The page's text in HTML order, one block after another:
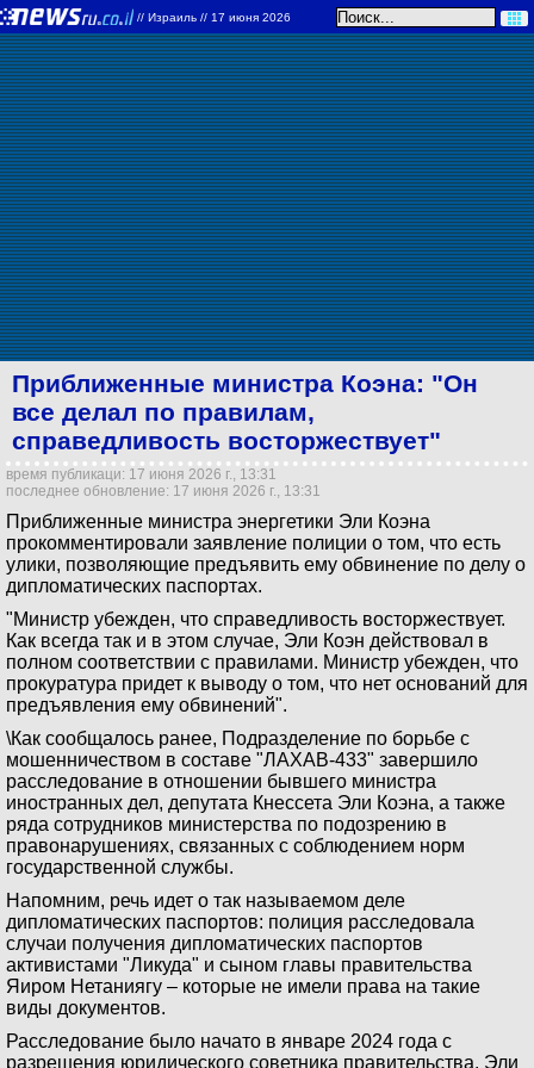
// Израиль // 17 июня 2026
Приближенные министра Коэна: "Он
все делал по правилам,
справедливость восторжествует"
время публикаци: 17 июня 2026 г., 13:31
последнее обновление: 17 июня 2026 г., 13:31
Приближенные министра энергетики Эли Коэна
прокомментировали заявление полиции о том, что есть
улики, позволяющие предъявить ему обвинение по делу о
дипломатических паспортах.
"Министр убежден, что справедливость восторжествует.
Как всегда так и в этом случае, Эли Коэн действовал в
полном соответствии с правилами. Министр убежден, что
прокуратура придет к выводу о том, что нет оснований для
предъявления ему обвинений".
\Как сообщалось ранее, Подразделение по борьбе с
мошенничеством в составе "ЛАХАВ-433" завершило
расследование в отношении бывшего министра
иностранных дел, депутата Кнессета Эли Коэна, а также
ряда сотрудников министерства по подозрению в
правонарушениях, связанных с соблюдением норм
государственной службы.
Напомним, речь идет о так называемом деле
дипломатических паспортов: полиция расследовала
случаи получения дипломатических паспортов
активистами "Ликуда" и сыном главы правительства
Яиром Нетаниягу – которые не имели права на такие
виды документов.
Расследование было начато в январе 2024 года с
разрешения юридического советника правительства. Эли